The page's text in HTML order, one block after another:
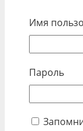
инструкциям.
https://
Под
Имя
Пароль